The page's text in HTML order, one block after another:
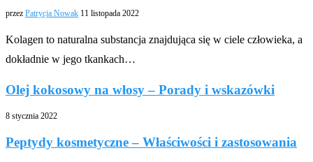
przez Patrycja Nowak 11 listopada 2022
Kolagen to naturalna substancja znajdująca się w ciele człowieka, a
dokładnie w jego tkankach…
Olej kokosowy na włosy – Porady i wskazówki
8 stycznia 2022
Peptydy kosmetyczne – Właściwości i zastosowania